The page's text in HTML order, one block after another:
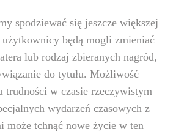
spodziewać się jeszcze większej
będą mogli zmieniać
lub rodzaj zbieranych nagród,
do tytułu. Możliwość
w czasie rzeczywistym
wydarzeń czasowych z
może tchnąć nowe życie w ten